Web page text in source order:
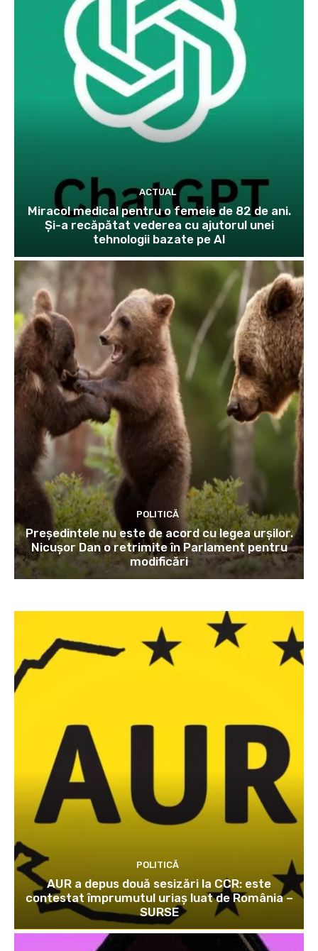
ACTUAL
Miracol medical pentru o femeie de 82 de ani.
Și-a recăpătat vederea cu ajutorul unei
tehnologii bazate pe AI
POLITICĂ
Președintele nu este de acord cu legea urșilor.
Nicușor Dan o retrimite în Parlament pentru
modificări
POLITICĂ
AUR a depus două sesizări la CCR: este
contestat împrumutul uriaș luat de România –
SURSE